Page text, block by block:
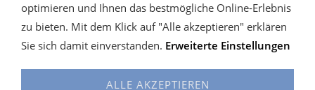
optimieren und Ihnen das bestmögliche Online-Erlebnis
zu bieten. Mit dem Klick auf "Alle akzeptieren" erklären
Sie sich damit einverstanden. Erweiterte Einstellungen
ALLE AKZEPTIEREN